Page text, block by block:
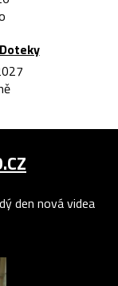
den nová videa